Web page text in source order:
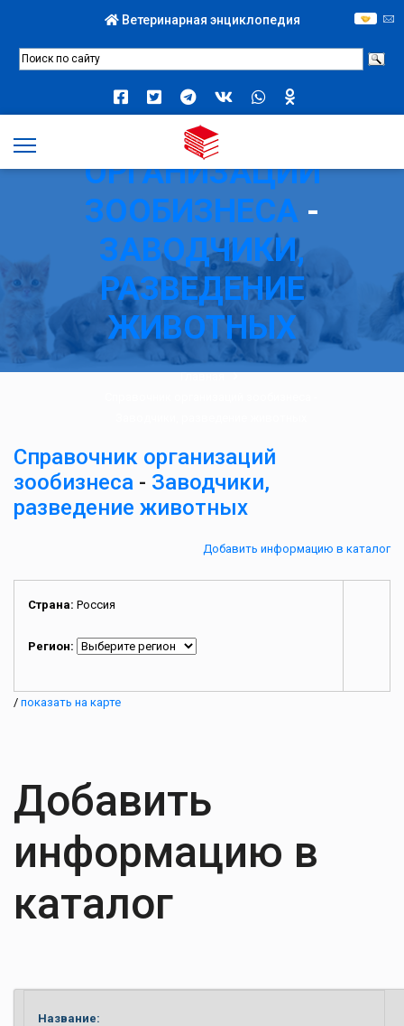
Ветеринарная энциклопедия
СПРАВОЧНИК
ОРГАНИЗАЦИЙ
ЗООБИЗНЕСА -
ЗАВОДЧИКИ,
РАЗВЕДЕНИЕ
ЖИВОТНЫХ
Главная
Справочник организаций
зообизнеса - Заводчики,
разведение животных
Добавить информацию в каталог
Страна: Россия
Регион:
/ показать на карте
Добавить
информацию в
каталог
Название: